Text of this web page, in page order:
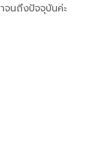
จนถึงปัจจุบันค่ะ